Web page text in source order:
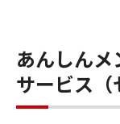
あんしん
サービス（